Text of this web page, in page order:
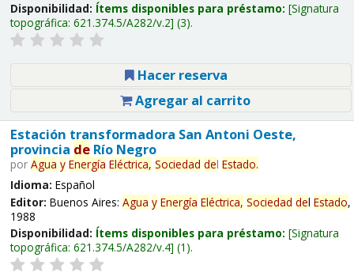
Disponibilidad: Ítems disponibles para préstamo: Signatura
topográfica: 621.374.5/A282/v.2 (3).
Hacer reserva
Agregar al carrito
Estación transformadora San Antoni Oeste,
provincia deRío Negro
por Agua y Energía Eléctrica, Sociedad del Estado.
Idioma: Español
Editor: Buenos Aires: Agua y Energía Eléctrica, Sociedad del Estado,
1988
Disponibilidad: Ítems disponibles para préstamo: Signatura
topográfica: 621.374.5/A282/v.4 (1).